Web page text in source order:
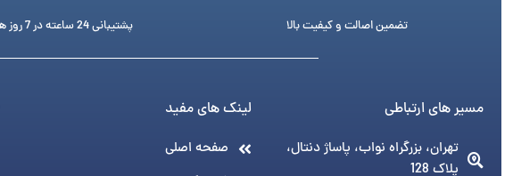
تضمین اصالت و کیفیت بالا پشتیبانی 24 ساعته در 7 روز هفته
مسیر های ارتباطی
تهران، بزرگراه نواب، پاساژ دنتال،
پلاک 128
لینک های مفید
صفحه اصلی